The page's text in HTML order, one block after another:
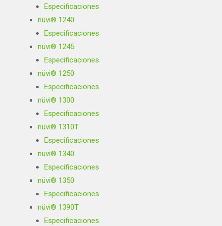
Especificaciones
nüvi® 1240
Especificaciones
nüvi® 1245
Especificaciones
nüvi® 1250
Especificaciones
nüvi® 1300
Especificaciones
nüvi® 1310T
Especificaciones
nüvi® 1340
Especificaciones
nüvi® 1350
Especificaciones
nüvi® 1390T
Especificaciones